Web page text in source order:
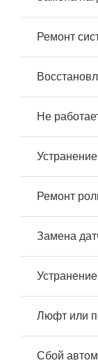
Ремонт
Не
Ремонт
Замена
Люфт или
Сбой